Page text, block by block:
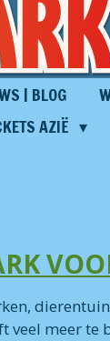
| BLOG
AZIË
meer te